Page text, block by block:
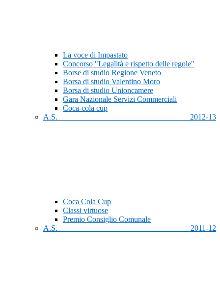
La voce di Impastato
Concorso "Legalità e rispetto delle regole"
Borse di studio Regione Veneto
Borsa di studio Valentino Moro
Borsa di studio Unioncamere
Gara Nazionale Servizi Commerciali
Coca-cola cup
A.S. 2012-13
Coca Cola Cup
Classi virtuose
Premio Consiglio Comunale
A.S. 2011-12